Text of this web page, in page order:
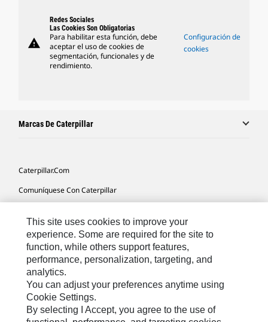
warning
Redes Sociales
Las Cookies Son Obligatorias
Para habilitar esta función, debe
aceptar el uso de cookies de
segmentación, funcionales y de
rendimiento.
Configuración de
cookies
Marcas De Caterpillar
Caterpillar.com
Comuníquese Con Caterpillar
Mapa Del Sitio
Cookie Settings
Avisos Legales
Privacidad
This site uses cookies to improve your
experience. Some are required for the site to
function, while others support features,
performance, personalization, targeting, and
analytics.
You can adjust your preferences anytime using
Cookie Settings.
By selecting I Accept, you agree to the use of